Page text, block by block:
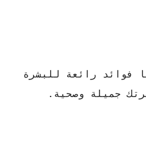
فوائد رائعة للبشرة
جميلة وصحية.